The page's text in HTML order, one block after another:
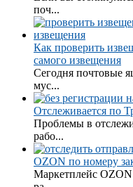
поч...
Как проверить
самого извещения
Сегодня почтовые
мус...
Отслеживается по
Проблемы в
рабо...
OZON по номеру
Маркетплейс OZON